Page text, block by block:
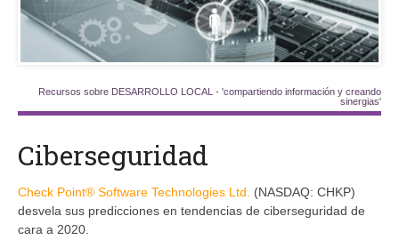
Recursos sobre DESARROLLO LOCAL - 'compartiendo información y creando
sinergias'
Ciberseguridad
Check Point® Software Technologies Ltd.
(NASDAQ: CHKP)
desvela sus predicciones en tendencias de ciberseguridad de
cara a 2020.